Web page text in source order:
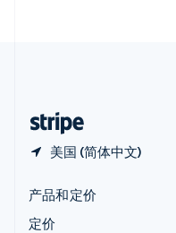
美国 (简体中文)
产品和定价
定价